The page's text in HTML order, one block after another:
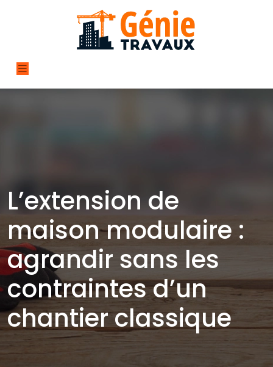
L’extension de
maison modulaire :
agrandir sans les
contraintes d’un
chantier classique